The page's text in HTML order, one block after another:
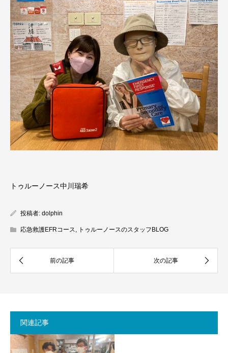
トゥルーノース中川瑞希
投稿者: dolphin
応急救護EFRコース, トゥルーノースのスタッフBLOG
関連記事